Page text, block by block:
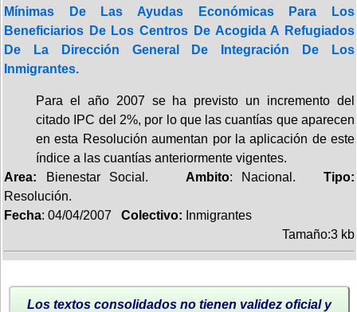
Mínimas De Las Ayudas Económicas Para Los
Beneficiarios De Los Centros De Acogida A Refugiados
De La Dirección General De Integración De Los
Inmigrantes.
Para el año 2007 se ha previsto un incremento del
citado IPC del 2%, por lo que las cuantías que aparecen
en esta Resolución aumentan por la aplicación de este
índice a las cuantías anteriormente vigentes.
Area: Bienestar Social. Ambito: Nacional.Tipo:
Resolución.
Fecha: 04/04/2007 Colectivo: Inmigrantes
Tamaño:3 kb
Los textos consolidados no tienen validez oficial y